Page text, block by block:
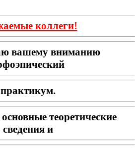
коллеги!
вашему вниманию
практикум.
теоретические
сведения и